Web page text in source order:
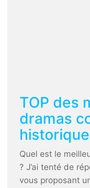
TOP des
dramas
Quel est le
? J’ai tenté de
vous proposant